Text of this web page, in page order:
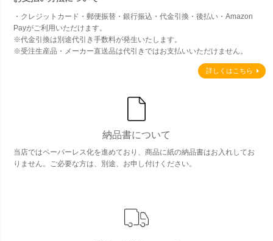
・クレジットカード・郵便振替・銀行振込・代金引換・後払い・Amazon
Payがご利用いただけます。
※代金引換は別途代引き手数料が発生いたします。
※受注生産品・メーカー直送品は代引きではお支払いいただけません。
詳しくはこちら
納品書について
当店ではペーパーレス化を進めており、商品に紙の納品書はお入れしてお
りません。ご必要な方は、別途、お申し付けください。